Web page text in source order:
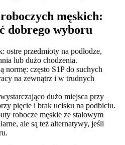
męskich:
dobrego wyboru
ostre przedmioty na podłodze,
lub dużo chodzenia.
normę: często S1P do suchych
na zewnątrz i w trudnych
dużo miejsca przy
pięcie i brak ucisku na podbiciu.
robocze męskie ze stalowym
ale są też alternatywy, jeśli